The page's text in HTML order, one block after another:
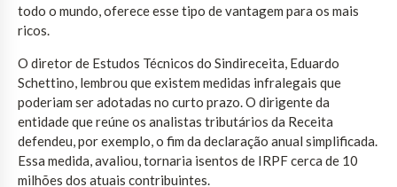
todo o mundo, oferece esse tipo de vantagem para os mais
ricos.
O diretor de Estudos Técnicos do Sindireceita, Eduardo
Schettino, lembrou que existem medidas infralegais que
poderiam ser adotadas no curto prazo. O dirigente da
entidade que reúne os analistas tributários da Receita
defendeu, por exemplo, o fim da declaração anual simplificada.
Essa medida, avaliou, tornaria isentos de IRPF cerca de 10
milhões dos atuais contribuintes.